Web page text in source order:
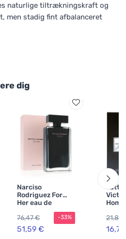
naturlige tiltrækningskraft og
men stadig fint afbalanceret
dig
Narciso
Rodriguez For
Her eau de
toilette til
kvinder 50 ml
76,47 €
51,59 €
-33%
21,83